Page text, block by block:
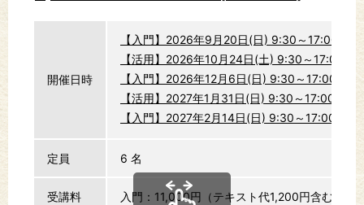
開催日時
【入門】2026年9月20日(日) 9:30～17:00 ※キ
【活用】2026年10月24日(土) 9:30～17:00
【入門】2026年12月6日(日) 9:30～17:00
【活用】2027年1月31日(日) 9:30～17:00
【入門】2027年2月14日(日) 9:30～17:00
定員 6 名
受講料 入門：11,000円（テキスト代1,200円含む）